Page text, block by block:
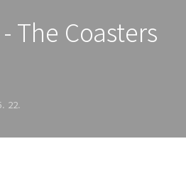
The Coasters
22.